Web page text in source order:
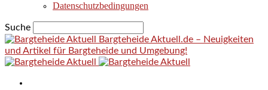
Datenschutzbedingungen
Suche
Bargteheide Aktuell.de – Neuigkeiten
und Artikel für Bargteheide und Umgebung!